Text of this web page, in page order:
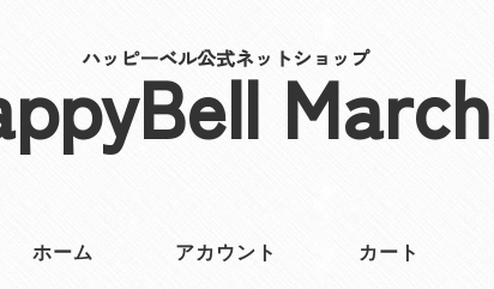
ハッピーベル公式ネットショップ
ホーム アカウント カート